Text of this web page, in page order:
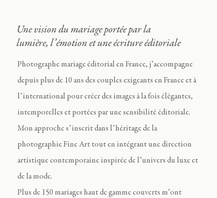
Une vision du mariage portée par la
lumière, l’émotion et une écriture éditoriale
Photographe mariage éditorial en France, j’accompagne
depuis plus de 10 ans des couples exigeants en France et à
l’international pour créer des images à la fois élégantes,
intemporelles et portées par une sensibilité éditoriale.
Mon approche s’inscrit dans l’héritage de la
photographie Fine Art tout en intégrant une direction
artistique contemporaine inspirée de l’univers du luxe et
de la mode.
Plus de 150 mariages haut de gamme couverts m’ont